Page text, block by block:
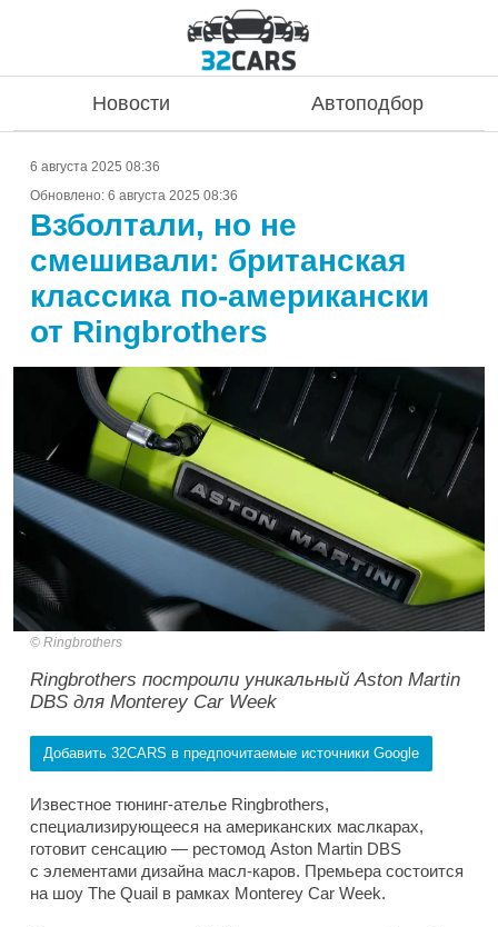
Новости Автоподбор
6 августа 2025 08:36
Обновлено: 6 августа 2025 08:36
Взболтали, но не
смешивали: британская
классика по-американски
от Ringbrothers
Ringbrothers
Ringbrothers построили уникальный Aston Martin
DBS для Monterey Car Week
Добавить 32CARS в предпочитаемые источники Google
Известное тюнинг-ателье Ringbrothers,
специализирующееся на американских маслкарах,
готовит сенсацию — рестомод Aston Martin DBS
с элементами дизайна масл-каров. Премьера состоится
на шоу The Quail в рамках Monterey Car Week.